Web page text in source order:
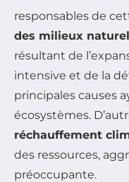
responsables de
des milieux
résultant de
intensive et de la
principales causes
écosystèmes.
réchauffement
des ressources,
préoccupante.